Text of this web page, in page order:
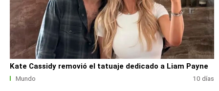
Kate Cassidy removió el tatuaje dedicado a Liam Payne
Mundo 10 días